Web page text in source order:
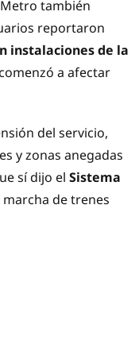
también
reportaron
instalaciones de la
a afectar
del servicio,
y zonas anegadas
sí dijo el Sistema
marcha de trenes